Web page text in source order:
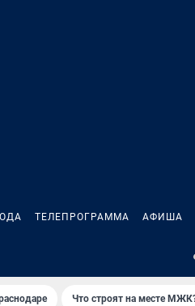
ТЕЛЕПРОГРАММА АФИША
Что строят на месте